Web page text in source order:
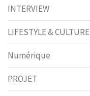
INTERVIEW
LIFESTYLE & CULTURE
Numérique
PROJET